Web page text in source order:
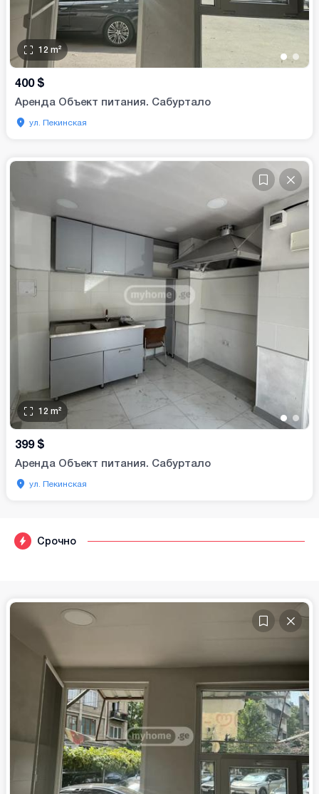
Срочно
• •
12 m²
400 $
Аренда Объект питания. Сабуртало
ул. Пекинская
• •
12 m²
399 $
Аренда Объект питания. Сабуртало
ул. Пекинская